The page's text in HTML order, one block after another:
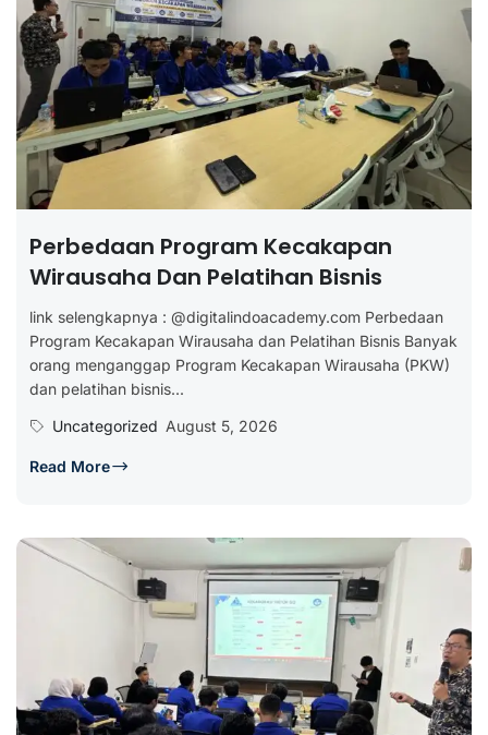
Perbedaan Program Kecakapan
Wirausaha Dan Pelatihan Bisnis
link selengkapnya : @digitalindoacademy.com Perbedaan
Program Kecakapan Wirausaha dan Pelatihan Bisnis Banyak
orang menganggap Program Kecakapan Wirausaha (PKW)
dan pelatihan bisnis...
Uncategorized August 5, 2026
Read More